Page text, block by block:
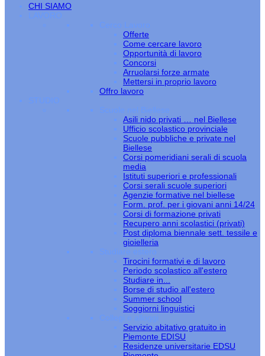
CHI SIAMO
LAVORO
Cerco Lavoro
Offerte
Come cercare lavoro
Opportunità di lavoro
Concorsi
Arruolarsi forze armate
Mettersi in proprio lavoro
Offro lavoro
STUDIO
Scuole nel Biellese
Asili nido privati … nel Biellese
Ufficio scolastico provinciale
Scuole pubbliche e private nel
Biellese
Corsi pomeridiani serali di scuola
media
Istituti superiori e professionali
Corsi serali scuole superiori
Agenzie formative nel biellese
Form. prof. per i giovani anni 14/24
Corsi di formazione privati
Recupero anni scolastici (privati)
Post diploma biennale sett. tessile e
gioielleria
Studiare estero
Tirocini formativi e di lavoro
Periodo scolastico all'estero
Studiare in...
Borse di studio all'estero
Summer school
Soggiorni linguistici
Collegi e alloggi
Servizio abitativo gratuito in
Piemonte EDISU
Residenze universitarie EDSU